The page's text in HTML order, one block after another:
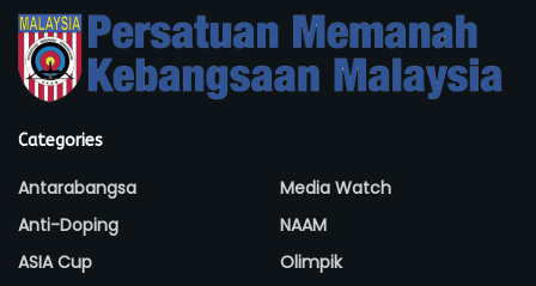
Categories
Antarabangsa
Anti-Doping
ASIA Cup
Media Watch
NAAM
Olimpik